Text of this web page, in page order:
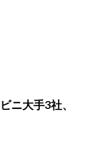
ニ大手3社、